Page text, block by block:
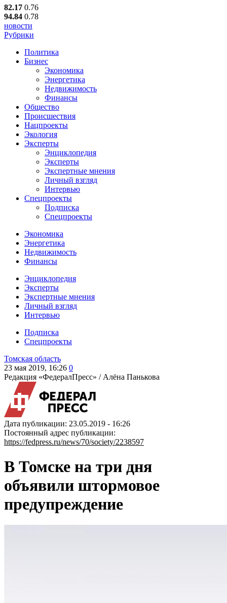
82.17 0.76
94.84 0.78
новости
Рубрики
Политика
Бизнес
Экономика
Энергетика
Недвижимость
Финансы
Общество
Происшествия
Нацпроекты
Экология
Эксперты
Энциклопедия
Эксперты
Экспертные мнения
Личный взгляд
Интервью
Спецпроекты
Подписка
Спецпроекты
Экономика
Энергетика
Недвижимость
Финансы
Энциклопедия
Эксперты
Экспертные мнения
Личный взгляд
Интервью
Подписка
Спецпроекты
Томская область
23 мая 2019, 16:26 0
Редакция «ФедералПресс» / Алёна Панькова
Дата публикации: 23.05.2019 - 16:26
Постоянный адрес публикации:
https://fedpress.ru/news/70/society/2238597
В Томске на три дня
объявили штормовое
предупреждение